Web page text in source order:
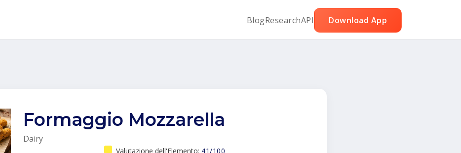
BlogResearchAPI Download App
Formaggio Mozzarella
Dairy
Valutazione dell'Elemento: 41/100